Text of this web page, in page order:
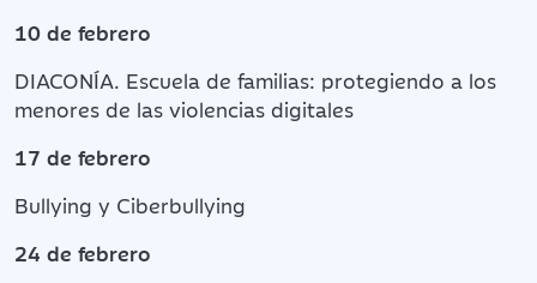
10 de febrero
DIACONÍA. Escuela de familias: protegiendo a los
menores de las violencias digitales
17 de febrero
Bullying y Ciberbullying
24 de febrero